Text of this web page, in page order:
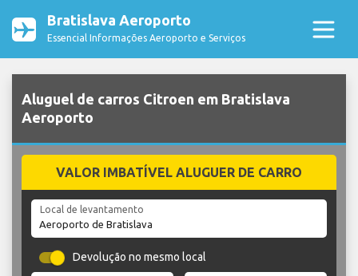
Bratislava Aeroporto
Essencial Informações Aeroporto e Serviços
Aluguel de carros Citroen em Bratislava
Aeroporto
VALOR IMBATÍVEL ALUGUER DE CARRO
Local de levantamento
Devolução no mesmo local